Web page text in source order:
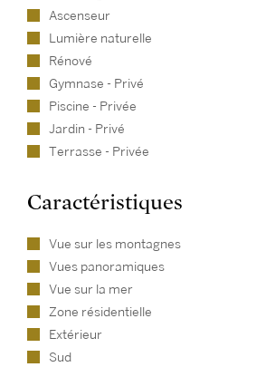
Ascenseur
Lumière naturelle
Rénové
Gymnase - Privé
Piscine - Privée
Jardin - Privé
Terrasse - Privée
Caractéristiques
Vue sur les montagnes
Vues panoramiques
Vue sur la mer
Zone résidentielle
Extérieur
Sud